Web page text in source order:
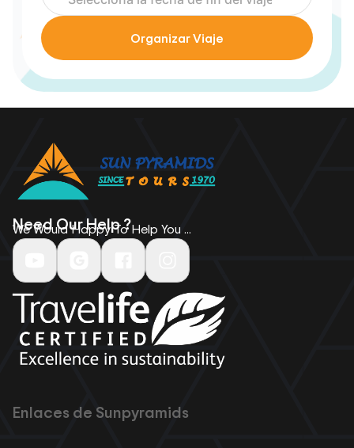
Organizar Viaje
Need Our Help ?
We Would Happy To Help You ...
Enlaces de Sunpyramids